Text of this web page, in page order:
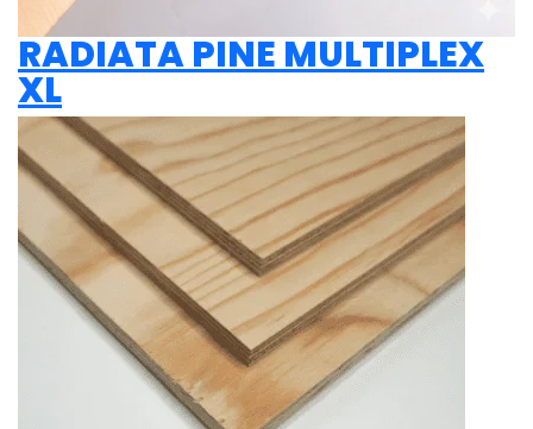
RADIATA PINE MULTIPLEX
XL